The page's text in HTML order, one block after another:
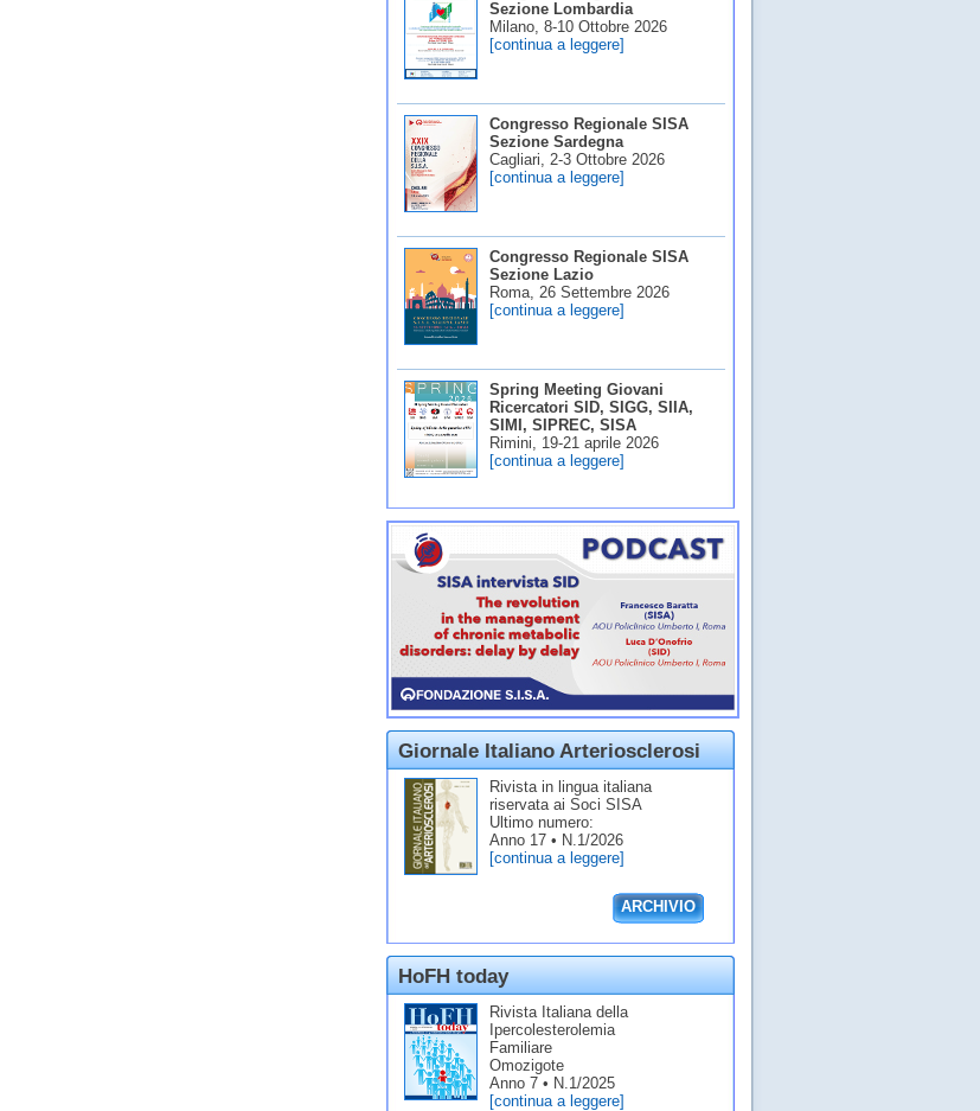
Sezione Lombardia
Milano, 8-10 Ottobre 2026
[continua a leggere]
Congresso Regionale SISA
Sezione Sardegna
Cagliari, 2-3 Ottobre 2026
[continua a leggere]
Congresso Regionale SISA
Sezione Lazio
Roma, 26 Settembre 2026
[continua a leggere]
Spring Meeting Giovani
Ricercatori SID, SIGG, SIIA,
SIMI, SIPREC, SISA
Rimini, 19-21 aprile 2026
[continua a leggere]
Giornale Italiano Arteriosclerosi
Rivista in lingua italiana
riservata ai Soci SISA
Ultimo numero:
Anno 17 • N.1/2026
[continua a leggere]
ARCHIVIO
HoFH today
Rivista Italiana della
Ipercolesterolemia
Familiare
Omozigote
Anno 7 • N.1/2025
[continua a leggere]